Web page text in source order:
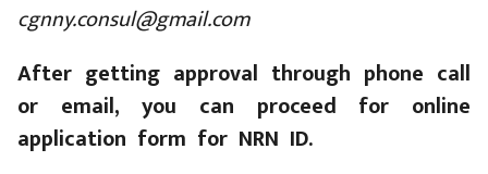
cgnny.consul@gmail.com
After getting approval through phone call
or email, you can proceed for online
application form for NRN ID.